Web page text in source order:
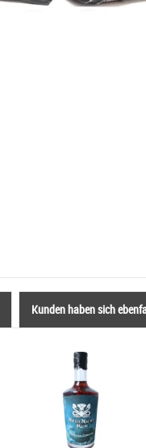
Kunden haben sich